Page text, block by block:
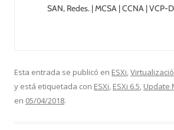
SAN, Redes. | MCSA | CCNA | VCP-
Esta entrada se publicó en ESXi,
y está etiquetada con ESXi, ESXi 6.5, Update
en 05/04/2018.